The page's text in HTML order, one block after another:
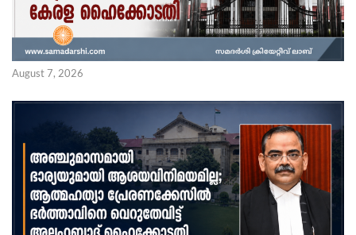
August 7, 2026